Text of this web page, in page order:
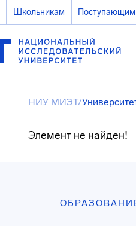
Школьникам Поступающим
НИУ МИЭТ/
Элемент не найден!